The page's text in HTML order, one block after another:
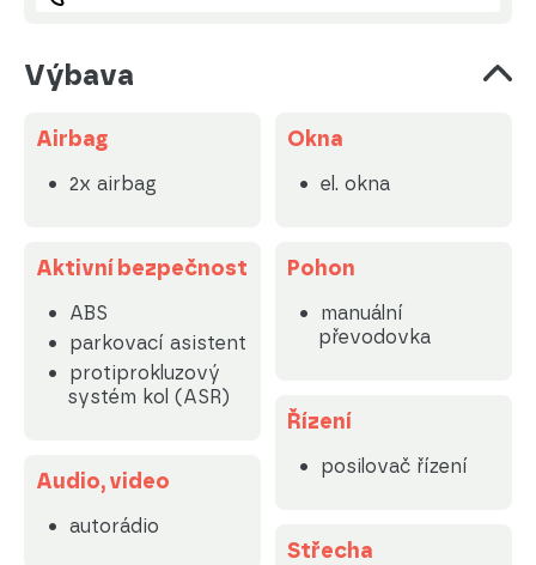
Výbava
Airbag
2x airbag
Aktivní bezpečnost
ABS
parkovací asistent
protiprokluzový
systém kol (ASR)
Audio, video
autorádio
Okna
el. okna
Pohon
manuální
převodovka
Řízení
posilovač řízení
Střecha